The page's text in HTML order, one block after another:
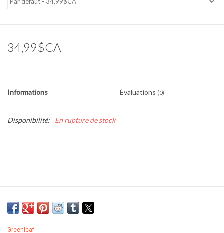
34,99$CA
Informations Évaluations (0)
Disponibilité: En rupture de stock
Greenleaf